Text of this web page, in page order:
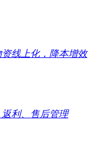
线上化，降本增效
利、售后管理